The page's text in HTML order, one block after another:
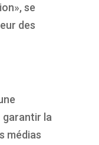
se
des
garantir la
médias